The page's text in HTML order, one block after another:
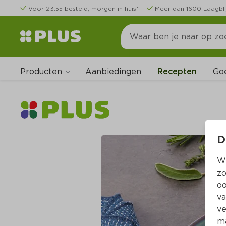
Voor 23:55 besteld, morgen in huis* Meer dan 1600
Producten Aanbiedingen Recepten